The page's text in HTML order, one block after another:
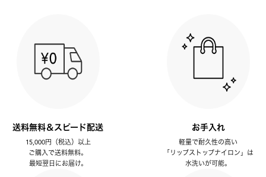
送料無料＆スピード配送
15,000円（税込）以上
ご購入で送料無料。
最短翌日にお届け。
お手入れ
軽量で耐久性の高い
「リップストップナイロン」は
水洗いが可能。